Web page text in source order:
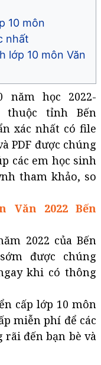
10 môn
nhất
lớp 10 môn Văn
học 2022-
thuộc tỉnh Bến
xác nhất có file
PDF được chúng
các em học sinh
tham khảo, so
Văn 2022 Bến
2022 của Bến
được chúng
khi có thông
cấp lớp 10 môn
miễn phí để các
rãi đến bạn bè và